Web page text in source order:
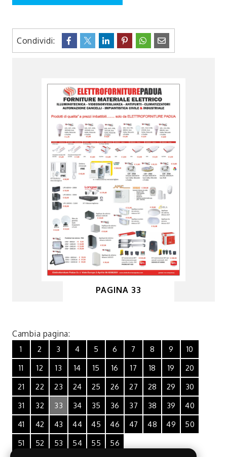
Condividi:
PAGINA 33
Cambia pagina:
1 2 3 4 5 6 7 8 9
10
11
12 13 14 15 16 17 18 19
20
21
22 23 24 25 26 27 28 29
30
31
32 33 34 35 36 37 38 39
40
41
42 43 44 45 46 47 48 49
50
51
52 53 54 55 56